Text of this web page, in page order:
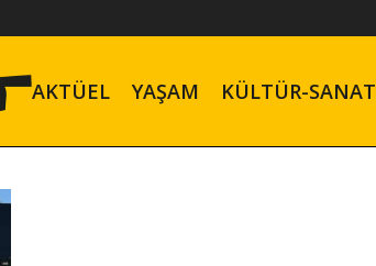
AKTÜEL YAŞAM KÜLTÜR-SANAT